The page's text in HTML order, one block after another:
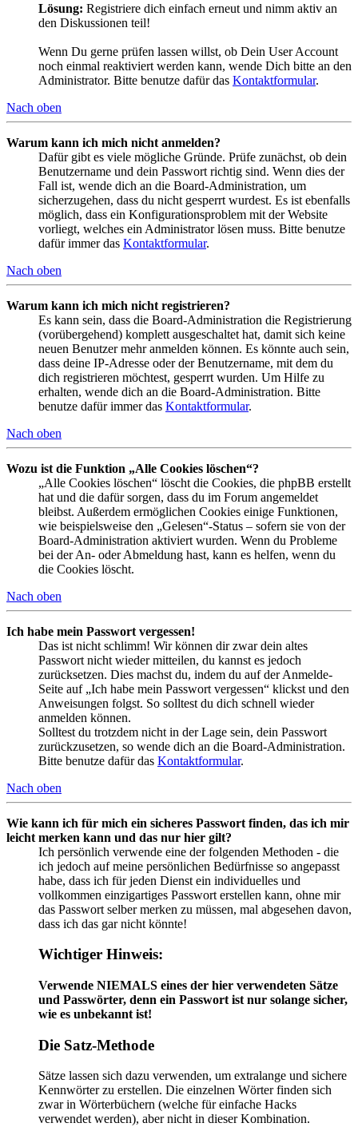
Lösung: Registriere dich einfach erneut und nimm aktiv an
den Diskussionen teil!
Wenn Du gerne prüfen lassen willst, ob Dein User Account
noch einmal reaktiviert werden kann, wende Dich bitte an den
Administrator. Bitte benutze dafür das Kontaktformular.
Nach oben
Warum kann ich mich nicht anmelden?
Dafür gibt es viele mögliche Gründe. Prüfe zunächst, ob dein
Benutzername und dein Passwort richtig sind. Wenn dies der
Fall ist, wende dich an die Board-Administration, um
sicherzugehen, dass du nicht gesperrt wurdest. Es ist ebenfalls
möglich, dass ein Konfigurationsproblem mit der Website
vorliegt, welches ein Administrator lösen muss. Bitte benutze
dafür immer das Kontaktformular.
Nach oben
Warum kann ich mich nicht registrieren?
Es kann sein, dass die Board-Administration die Registrierung
(vorübergehend) komplett ausgeschaltet hat, damit sich keine
neuen Benutzer mehr anmelden können. Es könnte auch sein,
dass deine IP-Adresse oder der Benutzername, mit dem du
dich registrieren möchtest, gesperrt wurden. Um Hilfe zu
erhalten, wende dich an die Board-Administration. Bitte
benutze dafür immer das Kontaktformular.
Nach oben
Wozu ist die Funktion „Alle Cookies löschen“?
„Alle Cookies löschen“ löscht die Cookies, die phpBB erstellt
hat und die dafür sorgen, dass du im Forum angemeldet
bleibst. Außerdem ermöglichen Cookies einige Funktionen,
wie beispielsweise den „Gelesen“-Status – sofern sie von der
Board-Administration aktiviert wurden. Wenn du Probleme
bei der An- oder Abmeldung hast, kann es helfen, wenn du
die Cookies löscht.
Nach oben
Ich habe mein Passwort vergessen!
Das ist nicht schlimm! Wir können dir zwar dein altes
Passwort nicht wieder mitteilen, du kannst es jedoch
zurücksetzen. Dies machst du, indem du auf der Anmelde-
Seite auf „Ich habe mein Passwort vergessen“ klickst und den
Anweisungen folgst. So solltest du dich schnell wieder
anmelden können.
Solltest du trotzdem nicht in der Lage sein, dein Passwort
zurückzusetzen, so wende dich an die Board-Administration.
Bitte benutze dafür das Kontaktformular.
Nach oben
Wie kann ich für mich ein sicheres Passwort finden, das ich mir
leicht merken kann und das nur hier gilt?
Ich persönlich verwende eine der folgenden Methoden - die
ich jedoch auf meine persönlichen Bedürfnisse so angepasst
habe, dass ich für jeden Dienst ein individuelles und
vollkommen einzigartiges Passwort erstellen kann, ohne mir
das Passwort selber merken zu müssen, mal abgesehen davon,
dass ich das gar nicht könnte!
Wichtiger Hinweis:
Verwende NIEMALS eines der hier verwendeten Sätze
und Passwörter, denn ein Passwort ist nur solange sicher,
wie es unbekannt ist!
Die Satz-Methode
Sätze lassen sich dazu verwenden, um extralange und sichere
Kennwörter zu erstellen. Die einzelnen Wörter finden sich
zwar in Wörterbüchern (welche für einfache Hacks
verwendet werden), aber nicht in dieser Kombination.